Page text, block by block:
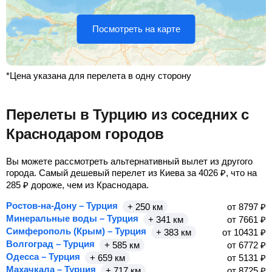
Посмотреть на карте
*Цена указана для перелета в одну сторону
Перелеты в Турцию из соседних с
Краснодаром городов
Вы можете рассмотреть альтернативный вылет из другого
города. Самый дешевый перелет из Киева за 4026 ₽, что на
285 ₽ дороже, чем из Краснодара.
Ростов-на-Дону – Турция
+ 250 км от 8797 ₽
Минеральные воды – Турция
+ 341 км от 7661 ₽
Симферополь (Крым) – Турция
+ 383 км от 10431 ₽
Волгоград – Турция
+ 585 км от 6772 ₽
Одесса – Турция
+ 659 км от 5131 ₽
Махачкала – Турция